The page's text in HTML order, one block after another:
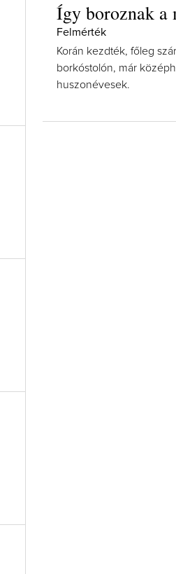
Így boroznak a
Felmérték
Korán kezdték, főleg
borkóstolón, már
huszonévesek.